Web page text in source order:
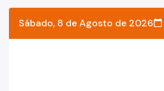
Sábado, 8 de Agosto de 2026